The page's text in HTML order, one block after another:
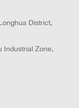
District,
Industrial Zone,